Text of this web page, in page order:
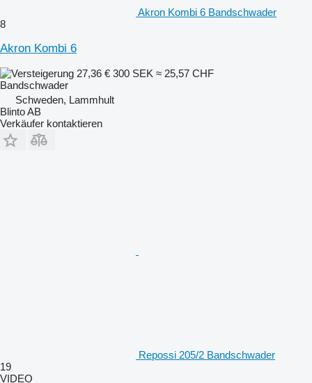
Akron Kombi 6 Bandschwader
8
Akron Kombi 6
27,36 € 300 SEK ≈ 25,57 CHF
Bandschwader
Schweden, Lammhult
Blinto AB
Verkäufer kontaktieren
Repossi 205/2 Bandschwader
19
VIDEO